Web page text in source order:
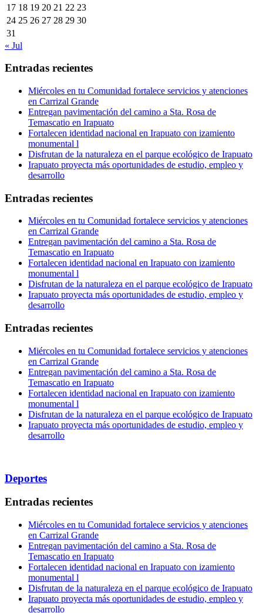
17 18 19 20 21 22 23
24 25 26 27 28 29 30
31
« Jul
Entradas recientes
Miércoles en tu Comunidad fortalece servicios y atenciones
en Carrizal Grande
Entregan pavimentación del camino a Sta. Rosa de
Temascatio en Irapuato
Fortalecen identidad nacional en Irapuato con izamiento
monumental l
Disfrutan de la naturaleza en el parque ecológico de Irapuato
Irapuato proyecta más oportunidades de estudio, empleo y
desarrollo
Entradas recientes
Miércoles en tu Comunidad fortalece servicios y atenciones
en Carrizal Grande
Entregan pavimentación del camino a Sta. Rosa de
Temascatio en Irapuato
Fortalecen identidad nacional en Irapuato con izamiento
monumental l
Disfrutan de la naturaleza en el parque ecológico de Irapuato
Irapuato proyecta más oportunidades de estudio, empleo y
desarrollo
Entradas recientes
Miércoles en tu Comunidad fortalece servicios y atenciones
en Carrizal Grande
Entregan pavimentación del camino a Sta. Rosa de
Temascatio en Irapuato
Fortalecen identidad nacional en Irapuato con izamiento
monumental l
Disfrutan de la naturaleza en el parque ecológico de Irapuato
Irapuato proyecta más oportunidades de estudio, empleo y
desarrollo
Deportes
Entradas recientes
Miércoles en tu Comunidad fortalece servicios y atenciones
en Carrizal Grande
Entregan pavimentación del camino a Sta. Rosa de
Temascatio en Irapuato
Fortalecen identidad nacional en Irapuato con izamiento
monumental l
Disfrutan de la naturaleza en el parque ecológico de Irapuato
Irapuato proyecta más oportunidades de estudio, empleo y
desarrollo